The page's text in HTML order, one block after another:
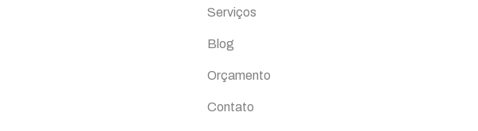
Serviços
Blog
Orçamento
Contato